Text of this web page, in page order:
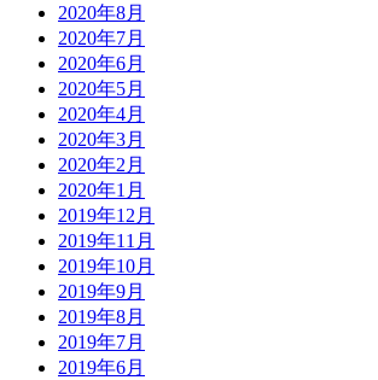
2020年8月
2020年7月
2020年6月
2020年5月
2020年4月
2020年3月
2020年2月
2020年1月
2019年12月
2019年11月
2019年10月
2019年9月
2019年8月
2019年7月
2019年6月